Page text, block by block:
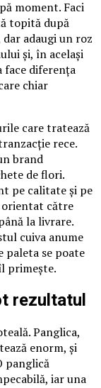
moment. Faci
topită după
adaugi un roz
și, în același
face diferența
chiar
care tratează
rece.
brand
de flori.
pe calitate și pe
orientat către
la livrare.
cuiva anume
paleta se poate
primește.
rezultatul
Panglica,
enorm, și
panglică
iar una